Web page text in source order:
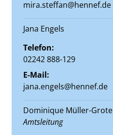
mira.steffan@hennef.de
Jana Engels
Telefon:
02242 888-129
E-Mail:
jana.engels@hennef.de
Dominique Müller-Grote
Position:
Amtsleitung